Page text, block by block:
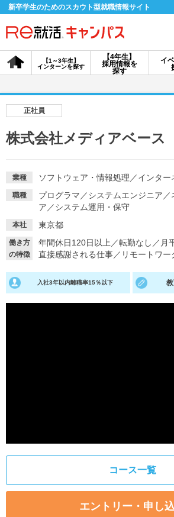
新卒学生のためのスカウト型就職情報サイト
【4年生】
採用情報を
探す
【1～3年生】
インターンを探す
イ
会員登録
採用情報を探す
説明会を探す
就活ノウハウ・サポート
就活支援
就活ノウハウが満載！ お役
正社員
株式会社メディアベース
業種 ソフトウェア・情報処理 ／インター
職種 プログラマ ／システムエンジニア ／
ア ／システム運用・保守
本社 東京都
働き方
の特徴
年間休日120日以上 ／転勤なし ／ 月
直接感謝される仕事／ リモートワ
入社3年以内離職率15％以下
コース一覧
エントリー・申し